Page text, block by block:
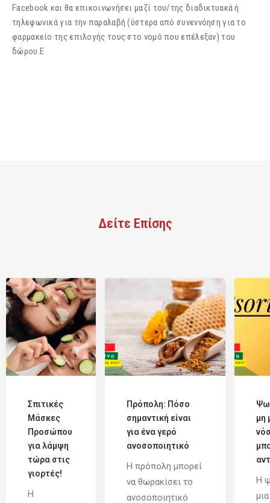
Facebook και θα επικοινωνήσει μαζί του/της διαδικτυακά ή
τηλεφωνικά για την παραλαβή (ύστερα από συνεννόηση για το
φαρμακείο της επιλογής τους στο νομό που επέλεξαν) του
δώρου.Ε
Δείτε Επίσης
Σπιτικές
Μάσκες
Προσώπου
για λάμψη
τώρα στις
γιορτές!
Η
Πρόπολη: Πόσο
σημαντική είναι
για ένα γερό
ανοσοποιητικό
Η πρόπολη μπορεί
να θωρακίσει το
ανοσοποιητικό
μη
Η